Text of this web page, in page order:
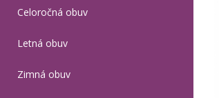
Celoročná obuv
Letná obuv
Zimná obuv